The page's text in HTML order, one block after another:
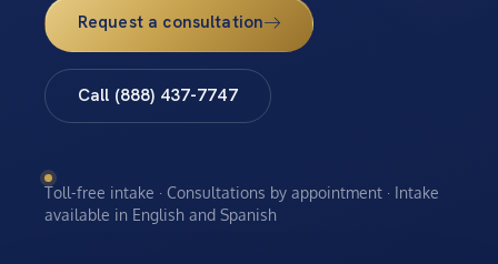
Request a consultation
Call (888) 437-7747
Toll-free intake · Consultations by appointment · Intake
available in English and Spanish